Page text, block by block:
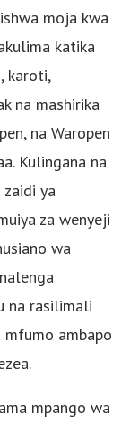
moja kwa
katika
karoti,
na mashirika
na Waropen
Kulingana na
zaidi ya
za wenyeji
wa
na rasilimali
mfumo ambapo
mpango wa